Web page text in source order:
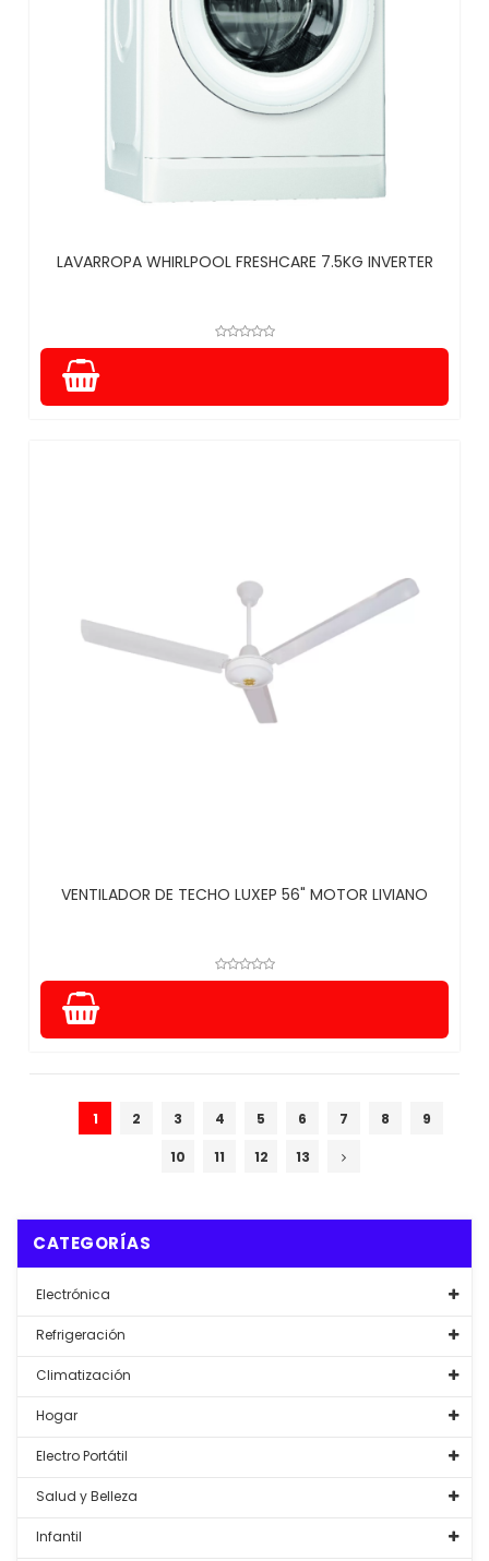
LAVARROPA WHIRLPOOL FRESHCARE 7.5KG INVERTER
VENTILADOR DE TECHO LUXEP 56" MOTOR LIVIANO
1 2 3 4 5 6 7 8 9
10 11 12 13
CATEGORÍAS
Electrónica
Refrigeración
Climatización
Hogar
Electro Portátil
Salud y Belleza
Infantil